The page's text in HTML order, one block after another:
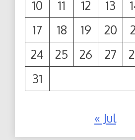
10
11 12 13
17
18 19 20
24
25 26 27
31
« Jul